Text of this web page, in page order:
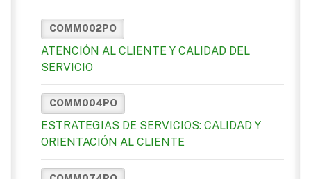
COMM002PO
ATENCIÓN AL CLIENTE Y CALIDAD DEL
SERVICIO
COMM004PO
ESTRATEGIAS DE SERVICIOS: CALIDAD Y
ORIENTACIÓN AL CLIENTE